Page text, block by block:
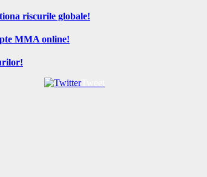
riscurile globale!
MMA online!
Tweet